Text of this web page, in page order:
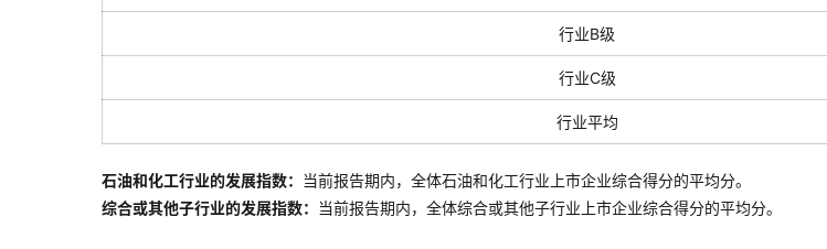
行业B级
行业C级
行业平均
石油和化工行业的发展指数： 当前报告期内，全体石油和化工行业上市企业综合得分的平均分。
综合或其他子行业的发展指数： 当前报告期内，全体综合或其他子行业 上市企业综合得分的平均分。